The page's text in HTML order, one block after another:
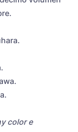
color e